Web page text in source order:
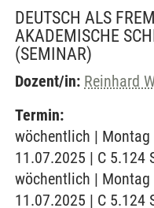
DEUTSCH ALS
AKADEMISCHE
(SEMINAR)
Dozent/in: Reinhard
Termin:
wöchentlich |
11.07.2025 | C 5.124
wöchentlich |
11.07.2025 | C 5.124